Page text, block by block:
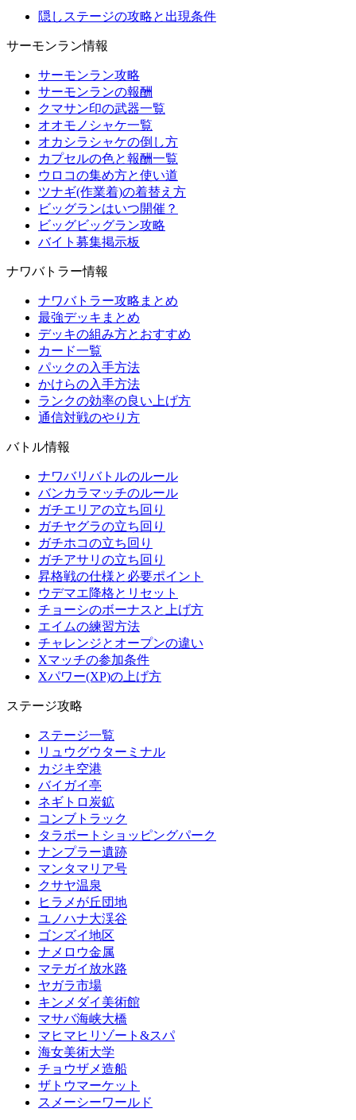
隠しステージの攻略と出現条件
サーモンラン情報
サーモンラン攻略
サーモンランの報酬
クマサン印の武器一覧
オオモノシャケ一覧
オカシラシャケの倒し方
カプセルの色と報酬一覧
ウロコの集め方と使い道
ツナギ(作業着)の着替え方
ビッグランはいつ開催？
ビッグビッグラン攻略
バイト募集掲示板
ナワバトラー情報
ナワバトラー攻略まとめ
最強デッキまとめ
デッキの組み方とおすすめ
カード一覧
パックの入手方法
かけらの入手方法
ランクの効率の良い上げ方
通信対戦のやり方
バトル情報
ナワバリバトルのルール
バンカラマッチのルール
ガチエリアの立ち回り
ガチヤグラの立ち回り
ガチホコの立ち回り
ガチアサリの立ち回り
昇格戦の仕様と必要ポイント
ウデマエ降格とリセット
チョーシのボーナスと上げ方
エイムの練習方法
チャレンジとオープンの違い
Xマッチの参加条件
Xパワー(XP)の上げ方
ステージ攻略
ステージ一覧
リュウグウターミナル
カジキ空港
バイガイ亭
ネギトロ炭鉱
コンブトラック
タラポートショッピングパーク
ナンプラー遺跡
マンタマリア号
クサヤ温泉
ヒラメが丘団地
ユノハナ大渓谷
ゴンズイ地区
ナメロウ金属
マテガイ放水路
ヤガラ市場
キンメダイ美術館
マサバ海峡大橋
マヒマヒリゾート&スパ
海女美術大学
チョウザメ造船
ザトウマーケット
スメーシーワールド